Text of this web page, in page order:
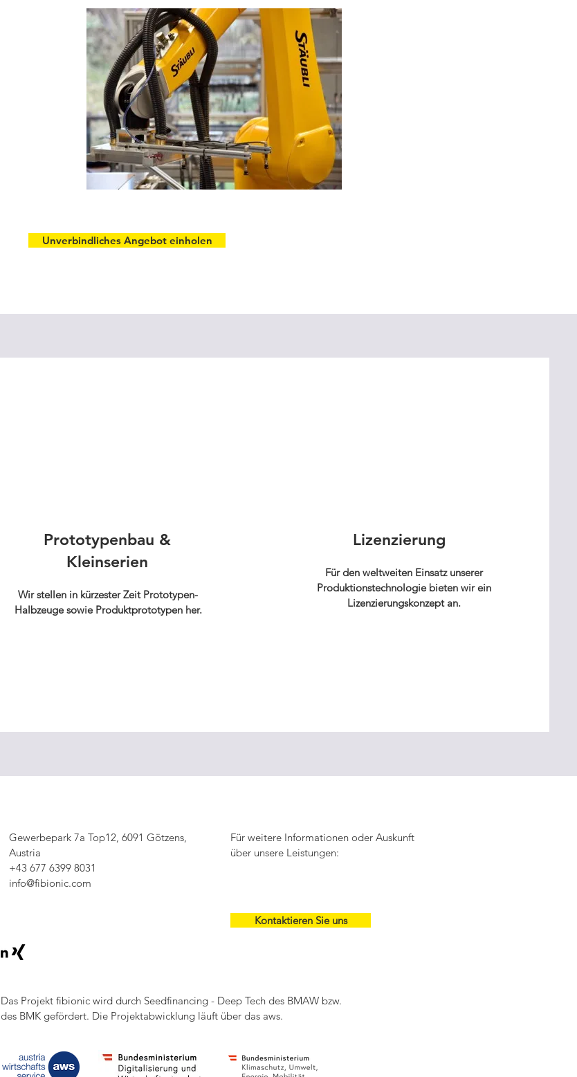
Unverbindliches Angebot einholen
Prototypenbau &
Kleinserien
Wir stellen in kürzester Zeit Prototypen-
Halbzeuge sowie Produktprototypen her.
Lizenzierung
Für den weltweiten Einsatz unserer
Produktionstechnologie bieten wir ein
Lizenzierungskonzept an.
Gewerbepark 7a Top12, 6091 Götzens,
Austria
+43 677 6399 8031
info@fibionic.com
Für weitere Informationen oder Auskunft
über unsere Leistungen:
Kontaktieren Sie uns
Das Projekt fibionic wird durch Seedfinancing - Deep Tech des BMAW bzw.
des BMK gefördert. Die Projektabwicklung läuft über das aws.